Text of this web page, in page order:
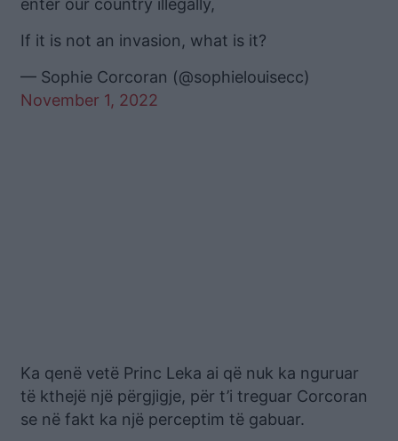
enter our country illegally,
If it is not an invasion, what is it?
— Sophie Corcoran (@sophielouisecc)
November 1, 2022
Ka qenë vetë Princ Leka ai që nuk ka nguruar
të kthejë një përgjigje, për t’i treguar Corcoran
se në fakt ka një perceptim të gabuar.